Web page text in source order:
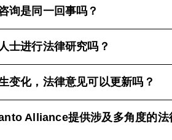
询是同一回事吗？
士进行法律研究吗？
变化，法律意见可以更新吗？
Alliance提供涉及多角度的